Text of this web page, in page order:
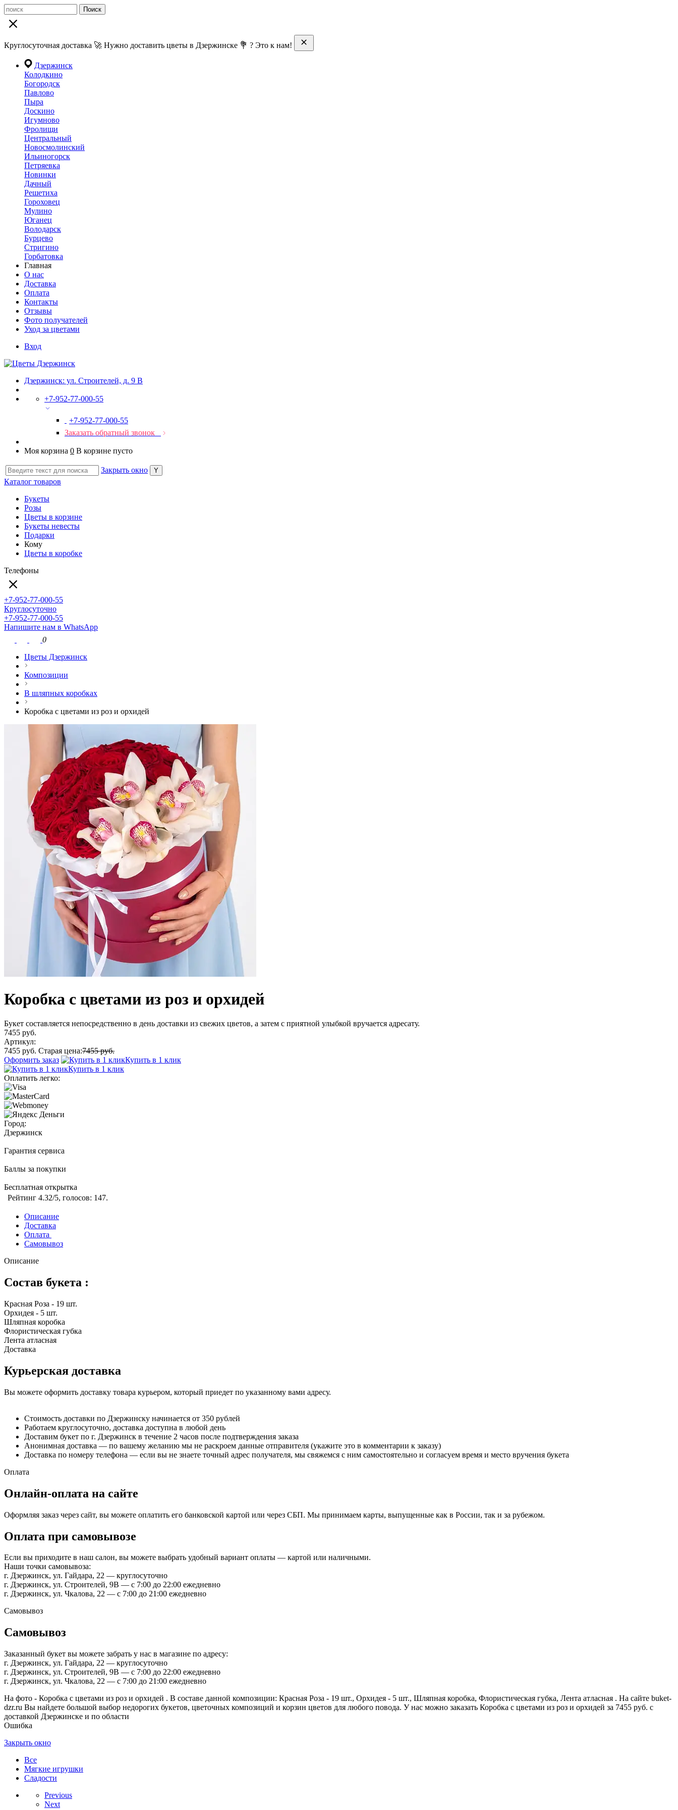
Поиск
Круглосуточная доставка 🚀 Нужно доставить цветы в Дзержинске 💐 ? Это к нам!
Дзержинск
Колодкино
Богородск
Павлово
Пыра
Доскино
Игумново
Фролищи
Центральный
Новосмолинский
Ильиногорск
Петряевка
Новинки
Дачный
Решетиха
Гороховец
Мулино
Юганец
Володарск
Бурцево
Стригино
Горбатовка
Главная
О нас
Доставка
Оплата
Контакты
Отзывы
Фото получателей
Уход за цветами
Вход
Дзержинск: ул. Строителей, д. 9 В
+7-952-77-000-55
+7-952-77-000-55
Заказать обратный звонок
Моя корзина 0 В корзине пусто
Закрыть окно
Каталог товаров
Букеты
Розы
Цветы в корзине
Букеты невесты
Подарки
Кому
Цветы в коробке
Телефоны
+7-952-77-000-55
Круглосуточно
+7-952-77-000-55
Напишите нам в WhatsApp
0
Цветы Дзержинск
Композиции
В шляпных коробках
Коробка с цветами из роз и орхидей
Коробка с цветами из роз и орхидей
Букет составляется непосредственно в день доставки из свежих цветов, а затем с приятной улыбкой вручается адресату.
7455 руб.
Артикул:
7455 руб. Старая цена:7455 руб.
Оформить заказ
Купить в 1 клик
Купить в 1 клик
Оплатить легко:
Город:
Дзержинск
Гарантия сервиса
Баллы за покупки
Бесплатная открытка
Рейтинг 4.32/5, голосов: 147.
Описание
Доставка
Оплата
Самовывоз
Описание
Состав букета :
Красная Роза - 19 шт.
Орхидея - 5 шт.
Шляпная коробка
Флористическая губка
Лента атласная
Доставка
Курьерская доставка
Вы можете оформить доставку товара курьером, который приедет по указанному вами адресу.
Стоимость доставки по Дзержинску начинается от 350 рублей
Работаем круглосуточно, доставка доступна в любой день
Доставим букет по г. Дзержинск в течение 2 часов после подтверждения заказа
Анонимная доставка — по вашему желанию мы не раскроем данные отправителя (укажите это в комментарии к заказу)
Доставка по номеру телефона — если вы не знаете точный адрес получателя, мы свяжемся с ним самостоятельно и согласуем время и место вручения букета
Оплата
Онлайн-оплата на сайте
Оформляя заказ через сайт, вы можете оплатить его банковской картой или через СБП. Мы принимаем карты, выпущенные как в России, так и за рубежом.
Оплата при самовывозе
Если вы приходите в наш салон, вы можете выбрать удобный вариант оплаты — картой или наличными.
Наши точки самовывоза:
г. Дзержинск, ул. Гайдара, 22 — круглосуточно
г. Дзержинск, ул. Строителей, 9В — с 7:00 до 22:00 ежедневно
г. Дзержинск, ул. Чкалова, 22 — с 7:00 до 21:00 ежедневно
Самовывоз
Самовывоз
Заказанный букет вы можете забрать у нас в магазине по адресу:
г. Дзержинск, ул. Гайдара, 22 — круглосуточно
г. Дзержинск, ул. Строителей, 9В — с 7:00 до 22:00 ежедневно
г. Дзержинск, ул. Чкалова, 22 — с 7:00 до 21:00 ежедневно
На фото - Коробка с цветами из роз и орхидей . В составе данной композиции: Красная Роза - 19 шт., Орхидея - 5 шт., Шляпная коробка, Флористическая губка, Лента атласная . На сайте buket-
dzr.ru Вы найдете большой выбор недорогих букетов, цветочных композиций и корзин цветов для любого повода. У нас можно заказать Коробка с цветами из роз и орхидей за 7455 руб. с
доставкой Дзержинске и по области
Ошибка
Закрыть окно
Все
Мягкие игрушки
Сладости
Previous
Next